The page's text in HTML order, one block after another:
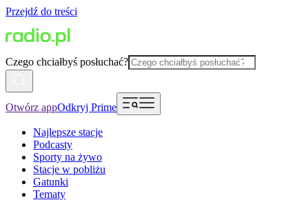
Przejdź do treści
Czego chciałbyś posłuchać?
Otwórz appOdkryj Prime
Najlepsze stacje
Podcasty
Sporty na żywo
Stacje w pobliżu
Gatunki
Tematy